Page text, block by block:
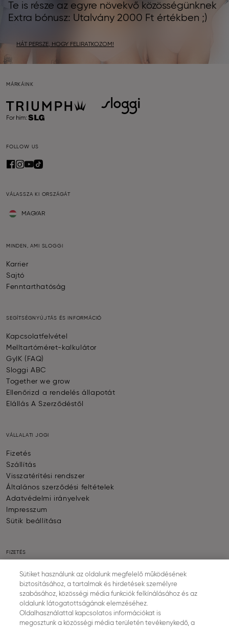
Te is része az egyre növekvő közösségünknek
Extra bónusz: Utalvány 2000 Ft értékben ;)
HÁT PERSZE, HOGY FELIRATKOZOM!
MÁRKÁINK
FOLLOW US
VÁLASSZA KI ORSZÁGÁT
MAGYAR
MINDEN, AMI SLOGGI
Karrier
Sajtó
Fenntarthatóság
SEGÍTSÉGNYÚJTÁS ÉS INFORMÁCIÓ
Kapcsolatfelvétel
Melltartóméret-kalkulátor
GyIK (FAQ)
Sloggi ABC
Together we grow
Ellenőrizd a rendelés állapotát
Elállás A Szerződéstől
VÁLLALATI JOGI
Fizetés
Szállítás
Visszatérítési rendszer
Általános szerződési feltételek
Adatvédelmi irányelvek
Impresszum
Sütik beállítása
FIZETÉS
SZÁLLÍTÁS
Sütiket használunk az oldalunk megfelelő működésének
biztosításához, a tartalmak és hirdetések személyre
szabásához, közösségi média funkciók felkínálásához és az
oldalunk látogatottságának elemzéséhez.
Oldalhasználattal kapcsolatos információkat is
megosztunk a közösségi média területén tevékenykedő, a